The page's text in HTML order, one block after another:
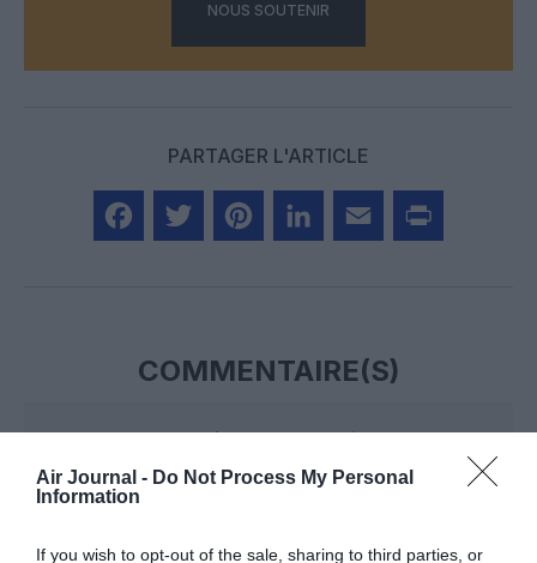
Air Journal - Do Not Process My Personal
Information
If you wish to opt-out of the sale, sharing to third parties, or
NOUS SOUTENIR
PARTAGER L'ARTICLE
COMMENTAIRE(S)
flydreamera commenté :
29 août 2020 - 11 h 47 min
CSA en bien mauvaise posture depuis une décennie, n’est
plus que l’ombre d’elle même.